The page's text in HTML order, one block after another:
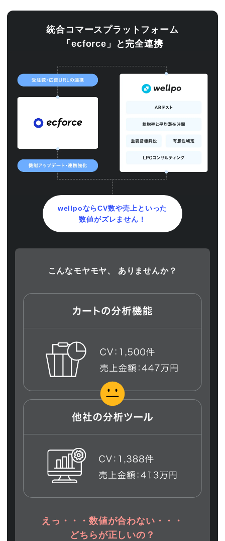
統合コマースプラットフォーム
「ecforce」と完全連携
wellpoならCV数や売上といった
数値がズレません！
こんなモヤモヤ、 ありませんか？
えっ・・・数値が合わない・・・
どちらが正しいの？